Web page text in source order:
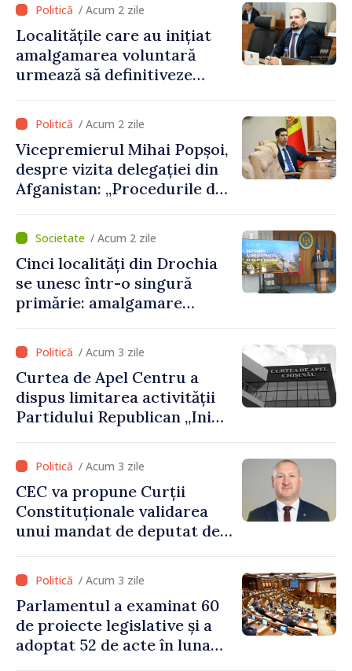
/ Acum 2 zile
Localitățile care au inițiat
amalgamarea voluntară
urmează să definitiveze
parcursul lunii august
/ Acum 2 zile
Vicepremierul Mihai Popșoi,
despre vizita delegației din
Afganistan: „Procedurile de
respectate întocmai. Nu s-
au constatat încălcări ale
prevederilor legale”
/ Acum 2 zile
Cinci localități din Drochia
se unesc într-o singură
primărie: amalgamare
stimulente de peste 28 de
milioane de lei oferite de
Guvern
/ Acum 3 zile
Curtea de Apel Centru a
dispus limitarea activității
Partidului Republican „Inima
/ Acum 3 zile
CEC va propune Curții
Constituționale validarea
unui mandat de deputat de
/ Acum 3 zile
Parlamentul a examinat 60
de proiecte legislative și a
adoptat 52 de acte în luna